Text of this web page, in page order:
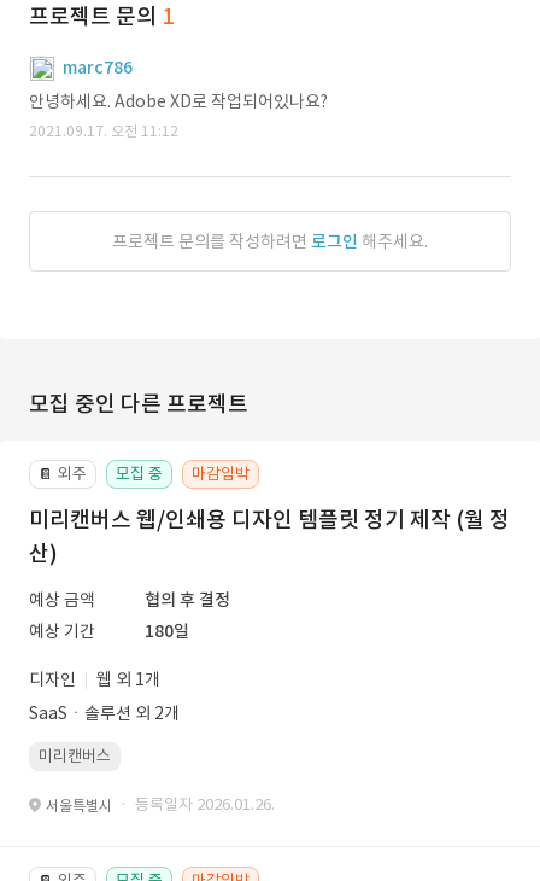
프로젝트 문의 1
marc786
안녕하세요. Adobe XD로 작업되어있나요?
2021.09.17. 오전 11:12
프로젝트 문의를 작성하려면 로그인 해주세요.
모집 중인 다른 프로젝트
📔 외주 모집 중 마감임박
미리캔버스 웹/인쇄용 디자인 템플릿 정기 제작 (월 정
산)
예상 금액
협의 후 결정
예상 기간
180일
디자인
웹 외 1개
SaaSㆍ솔루션 외 2개
미리캔버스
서울특별시 · 등록일자 2026.01.26.